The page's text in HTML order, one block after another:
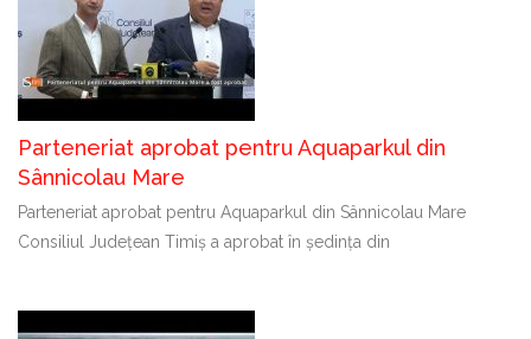
Parteneriat aprobat pentru Aquaparkul din
Sânnicolau Mare
Parteneriat aprobat pentru Aquaparkul din Sânnicolau Mare
Consiliul Județean Timiș a aprobat în ședința din